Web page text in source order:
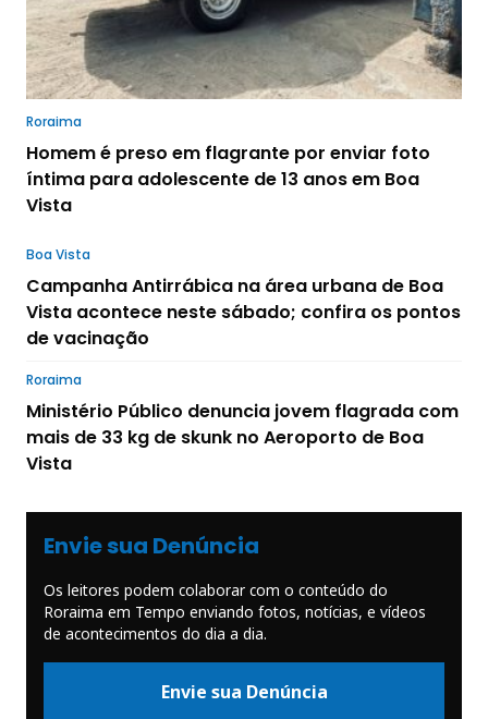
Roraima
Homem é preso em flagrante por enviar foto
íntima para adolescente de 13 anos em Boa
Vista
Boa Vista
Campanha Antirrábica na área urbana de Boa
Vista acontece neste sábado; confira os pontos
de vacinação
Roraima
Ministério Público denuncia jovem flagrada com
mais de 33 kg de skunk no Aeroporto de Boa
Vista
Envie sua Denúncia
Os leitores podem colaborar com o conteúdo do
Roraima em Tempo enviando fotos, notícias, e vídeos
de acontecimentos do dia a dia.
Envie sua Denúncia